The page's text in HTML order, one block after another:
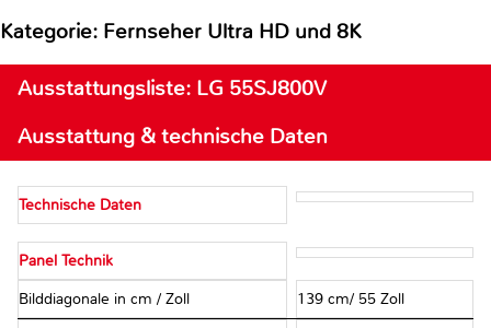
Kategorie: Fernseher Ultra HD und 8K
Ausstattungsliste: LG 55SJ800V
Ausstattung & technische Daten
Technische Daten
Panel Technik
Bilddiagonale in cm / Zoll 139 cm/ 55 Zoll